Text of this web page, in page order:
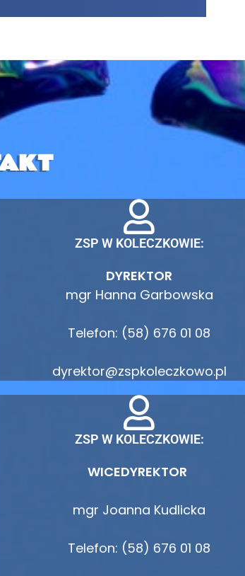
ZSP W KOLECZKOWIE:
DYREKTOR
mgr Hanna Garbowska
Telefon: (58) 676 01 08
dyrektor@zspkoleczkowo.pl
ZSP W KOLECZKOWIE:
WICEDYREKTOR
mgr Joanna Kudlicka
Telefon: (58) 676 01 08